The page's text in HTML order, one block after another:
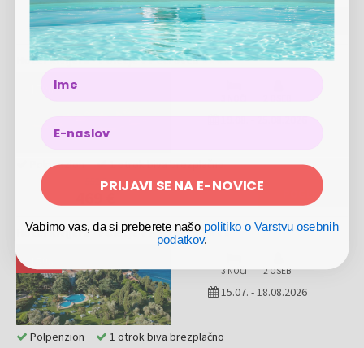
823 €
699 € POGLEJ
Hotel Rivijera - Poletje v Petrovcu
552 €
469 € POGLEJ
Polpenzion 1 otrok biva brezplačno
Hotel Rivijera - Poletje v Petrovcu
- 3 NOČI 2 OSEBI
15.07. -18.08.2026
Polpenzion 1 otrok biva brezplačno
Name
PRIJAVI SE NA E-NOVICE
Vabimo vas, da si preberete našo politiko o Varstvu osebnih
podatkov.